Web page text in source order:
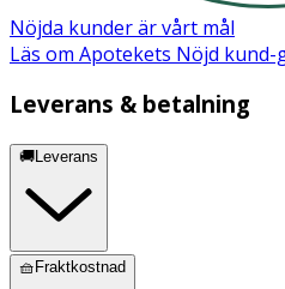
Nöjda kunder är vårt mål
Läs om Apotekets Nöjd kund-
Leverans & betalning
🚚Leverans
🧺Fraktkostnad